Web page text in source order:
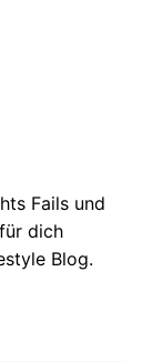
Fails und
dich
Blog.